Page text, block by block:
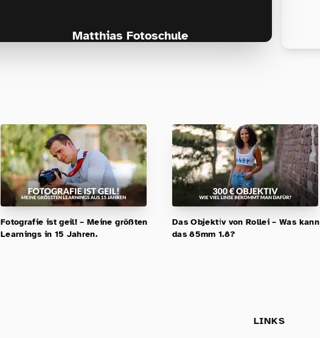
Matthias Fotoschule
Fotografie ist geil! – Meine größten
Learnings in 15 Jahren.
Das Objektiv von Rollei – Was kann
das 85mm 1.8?
LINKS